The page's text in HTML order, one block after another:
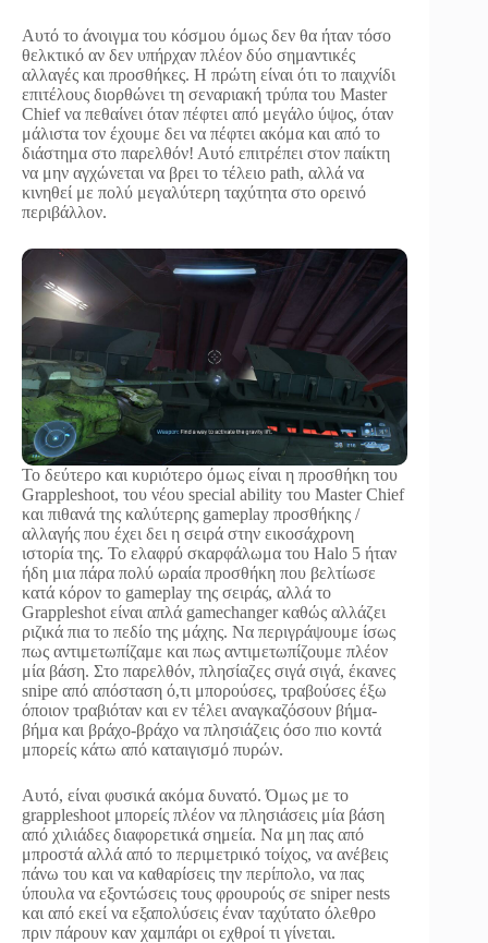
Αυτό το άνοιγμα του κόσμου όμως δεν θα ήταν τόσο
θελκτικό αν δεν υπήρχαν πλέον δύο σημαντικές
αλλαγές και προσθήκες. Η πρώτη είναι ότι το παιχνίδι
επιτέλους διορθώνει τη σεναριακή τρύπα του Master
Chief να πεθαίνει όταν πέφτει από μεγάλο ύψος, όταν
μάλιστα τον έχουμε δει να πέφτει ακόμα και από το
διάστημα στο παρελθόν! Αυτό επιτρέπει στον παίκτη
να μην αγχώνεται να βρει το τέλειο path, αλλά να
κινηθεί με πολύ μεγαλύτερη ταχύτητα στο ορεινό
περιβάλλον.
Το δεύτερο και κυριότερο όμως είναι η προσθήκη του
Grappleshoot, του νέου special ability του Master Chief
και πιθανά της καλύτερης gameplay προσθήκης /
αλλαγής που έχει δει η σειρά στην εικοσάχρονη
ιστορία της. Το ελαφρύ σκαρφάλωμα του Halo 5 ήταν
ήδη μια πάρα πολύ ωραία προσθήκη που βελτίωσε
κατά κόρον το gameplay της σειράς, αλλά το
Grappleshot είναι απλά gamechanger καθώς αλλάζει
ριζικά πια το πεδίο της μάχης. Να περιγράψουμε ίσως
πως αντιμετωπίζαμε και πως αντιμετωπίζουμε πλέον
μία βάση. Στο παρελθόν, πλησίαζες σιγά σιγά, έκανες
snipe από απόσταση ό,τι μπορούσες, τραβούσες έξω
όποιον τραβιόταν και εν τέλει αναγκαζόσουν βήμα-
βήμα και βράχο-βράχο να πλησιάζεις όσο πιο κοντά
μπορείς κάτω από καταιγισμό πυρών.
Αυτό, είναι φυσικά ακόμα δυνατό. Όμως με το
grappleshoot μπορείς πλέον να πλησιάσεις μία βάση
από χιλιάδες διαφορετικά σημεία. Να μη πας από
μπροστά αλλά από το περιμετρικό τοίχος, να ανέβεις
πάνω του και να καθαρίσεις την περίπολο, να πας
ύπουλα να εξοντώσεις τους φρουρούς σε sniper nests
και από εκεί να εξαπολύσεις έναν ταχύτατο όλεθρο
πριν πάρουν καν χαμπάρι οι εχθροί τι γίνεται.